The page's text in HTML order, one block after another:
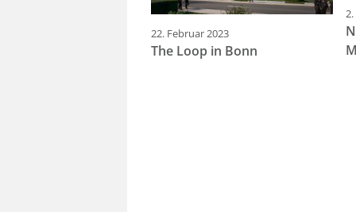
22. Februar 2023
The Loop in Bonn